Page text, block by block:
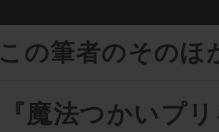
この筆者のそのほ
『魔法つかいプ